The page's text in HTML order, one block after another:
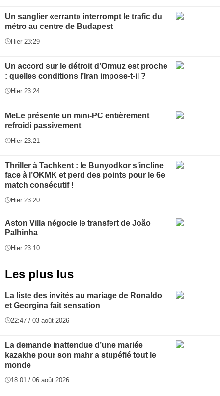
Un sanglier «errant» interrompt le trafic du
métro au centre de Budapest
Hier 23:29
Un accord sur le détroit d’Ormuz est proche
: quelles conditions l’Iran impose-t-il ?
Hier 23:24
MeLe présente un mini-PC entièrement
refroidi passivement
Hier 23:21
Thriller à Tachkent : le Bunyodkor s’incline
face à l’OKMK et perd des points pour le 6e
match consécutif !
Hier 23:20
Aston Villa négocie le transfert de João
Palhinha
Hier 23:10
Les plus lus
La liste des invités au mariage de Ronaldo
et Georgina fait sensation
22:47 / 03 août 2026
La demande inattendue d’une mariée
kazakhe pour son mahr a stupéfié tout le
monde
18:01 / 06 août 2026